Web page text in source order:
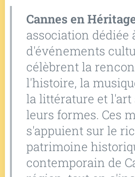
Cannes en
association dédiée
d'événements
célèbrent la
l'histoire, la
la littérature et l'art
leurs formes. Ces
s'appuient sur le
patrimoine
contemporain de